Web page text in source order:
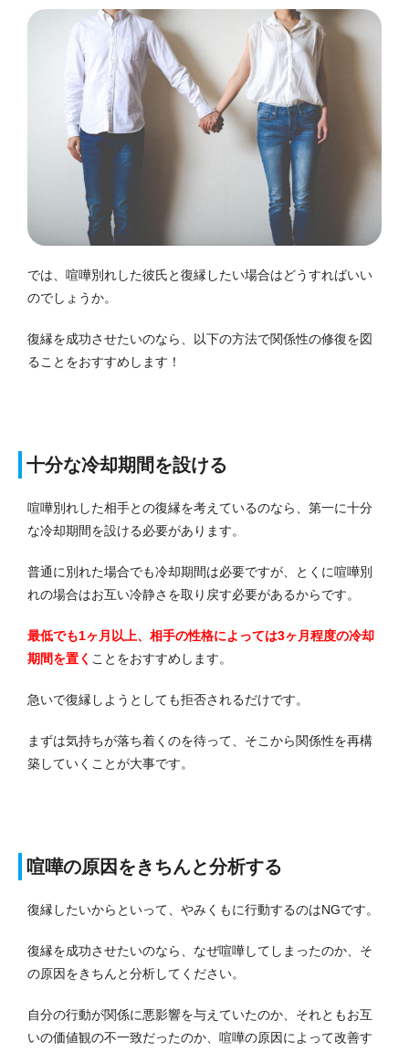
では、喧嘩別れした彼氏と復縁したい場合はどうすればいい
のでしょうか。
復縁を成功させたいのなら、以下の方法で関係性の修復を図
ることをおすすめします！
十分な冷却期間を設ける
喧嘩別れした相手との復縁を考えているのなら、第一に十分
な冷却期間を設ける必要があります。
普通に別れた場合でも冷却期間は必要ですが、とくに喧嘩別
れの場合はお互い冷静さを取り戻す必要があるからです。
最低でも1ヶ月以上、相手の性格によっては3ヶ月程度の冷却
期間を置く ことをおすすめします。
急いで復縁しようとしても拒否されるだけです。
まずは気持ちが落ち着くのを待って、そこから関係性を再構
築していくことが大事です。
喧嘩の原因をきちんと分析する
復縁したいからといって、やみくもに行動するのはNGです。
復縁を成功させたいのなら、なぜ喧嘩してしまったのか、そ
の原因をきちんと分析してください。
自分の行動が関係に悪影響を与えていたのか、それともお互
いの価値観の不一致だったのか、喧嘩の原因によって改善す